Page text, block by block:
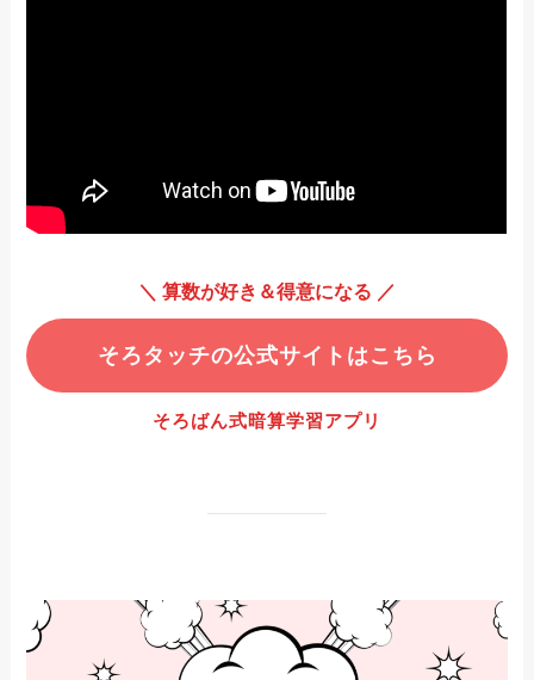
＼ 算数が好き＆得意になる ／
そろタッチの公式サイトはこちら
そろばん式暗算学習アプリ